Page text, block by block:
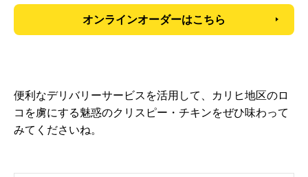
オンラインオーダーはこちら
便利なデリバリーサービスを活用して、カリヒ地区のロ
コを虜にする魅惑のクリスピー・チキンをぜひ味わって
みてくださいね。